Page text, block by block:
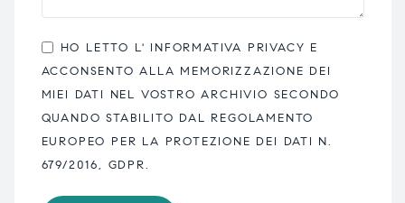
HO LETTO L' INFORMATIVA PRIVACY E
ACCONSENTO ALLA MEMORIZZAZIONE DEI
MIEI DATI NEL VOSTRO ARCHIVIO SECONDO
QUANDO STABILITO DAL REGOLAMENTO
EUROPEO PER LA PROTEZIONE DEI DATI N.
679/2016, GDPR.